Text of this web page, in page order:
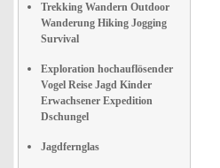
Trekking Wandern Outdoor
Wanderung Hiking Jogging
Survival
Exploration hochauflösender
Vogel Reise Jagd Kinder
Erwachsener Expedition
Dschungel
Jagdfernglas